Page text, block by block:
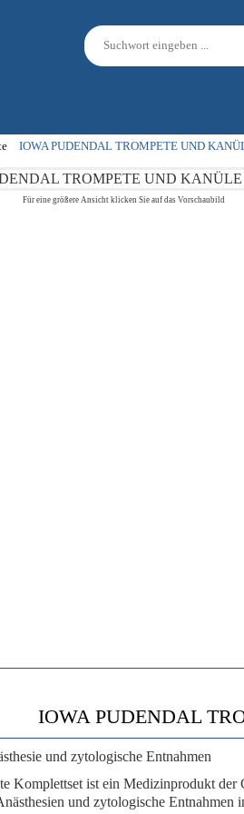
IOWA PUDENDAL TROMPETE UND
Für eine größere Ansicht klicken Sie auf das Vorschaubild
IOWA PUDENDAL
und zytologische Entnahmen
Komplettset ist ein Medizinprodukt
und zytologische